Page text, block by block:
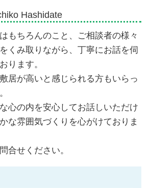
Hashidate
もちろんのこと、ご相談者の様々
くみ取りながら、丁寧にお話を伺
ります。
居が高いと感じられる方もいらっ
心の内を安心してお話しいただけ
な雰囲気づくりを心がけておりま
合せください。